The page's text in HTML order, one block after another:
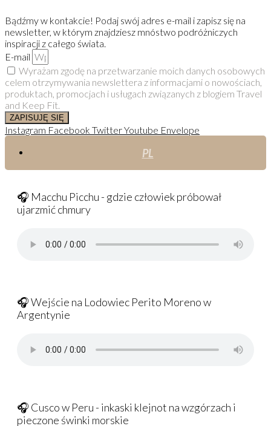
Bądźmy w kontakcie! Podaj swój adres e-mail i zapisz się na
newsletter, w którym znajdziesz mnóstwo podróżniczych
inspiracji z całego świata.
E-mail
Wyrażam zgodę na przetwarzanie moich danych osobowych
celem otrzymywania newslettera z informacjami o nowościach,
produktach, promocjach i usługach związanych z blogiem Travel
and Keep Fit.
ZAPISUJĘ SIĘ
Instagram Facebook TwitterYoutube Envelope
PL
🎧 Macchu Picchu - gdzie człowiek próbował
ujarzmić chmury
🎧 Wejście na Lodowiec Perito Moreno w
Argentynie
🎧 Cusco w Peru - inkaski klejnot na wzgórzach i
pieczone świnki morskie